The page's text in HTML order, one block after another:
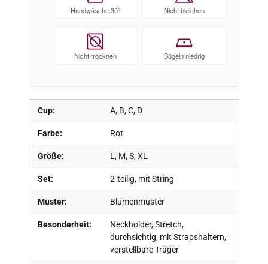
Cup: A, B, C, D
Farbe: Rot
Größe: L, M, S, XL
Set: 2-teilig, mit String
Muster: Blumenmuster
Besonderheit:
Neckholder, Stretch,
durchsichtig, mit Strapshaltern,
verstellbare Träger
Handwäsche 30° Nicht bleichen
Nicht trocknen Bügeln niedrig